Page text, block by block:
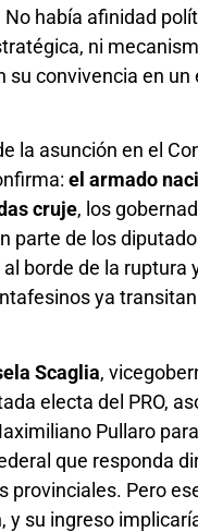
No había afinidad
ni
su convivencia en un
la asunción en el
el armado
cruje, los
parte de los
borde de la ruptura
ya
Scaglia,
electa del PRO,
Pullaro
que responda
provinciales. Pero
y su ingreso